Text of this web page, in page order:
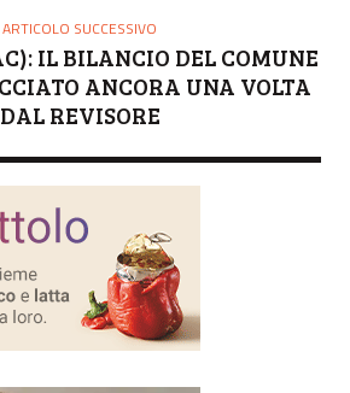
ARTICOLO SUCCESSIVO
IL BILANCIO DEL COMUNE
ANCORA UNA VOLTA
DAL REVISORE